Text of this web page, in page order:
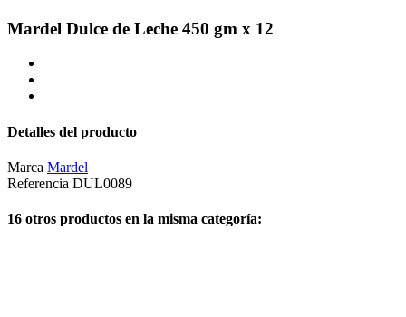
Mardel Dulce de Leche 450 gm x 12
Detalles del producto
Marca Mardel
Referencia DUL0089
16 otros productos en la misma categoría: